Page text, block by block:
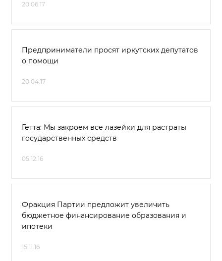
20.06.17
Предприниматели просят иркутских депутатов
о помощи
20.04.17
Гетта: Мы закроем все лазейки для растраты
государственных средств
05.12.16
Фракция Партии предложит увеличить
бюджетное финансирование образования и
ипотеки
15.11.16